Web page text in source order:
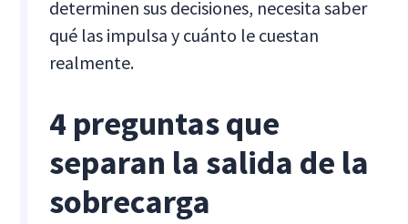
determinen sus decisiones, necesita saber
qué las impulsa y cuánto le cuestan
realmente.
4 preguntas que
separan la salida de la
sobrecarga